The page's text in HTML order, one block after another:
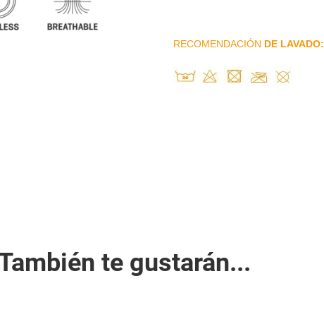
RECOMENDACIÓN DE LAVADO:
te gustarán...